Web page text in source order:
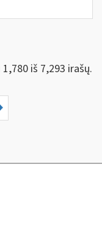
iš 7,293 irašų.